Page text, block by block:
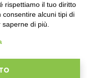
rispettiamo il tuo diritto
consentire alcuni tipi di
di più.